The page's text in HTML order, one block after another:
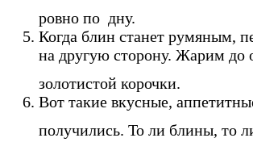
ровно по дну.
Когда блин станет румяным,
на другую сторону. Жарим до
золотистой корочки.
Вот такие вкусные,
получились. То ли блины, то